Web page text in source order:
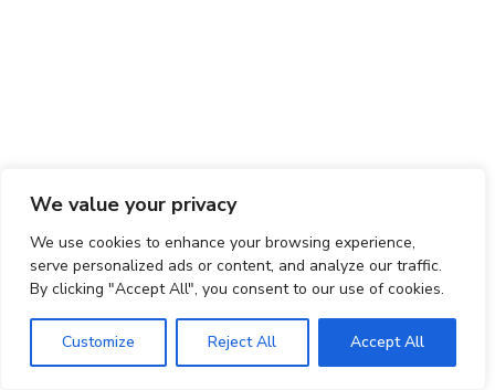
We value your privacy
We use cookies to enhance your browsing experience,
serve personalized ads or content, and analyze our traffic.
By clicking "Accept All", you consent to our use of cookies.
Customize Reject All Accept All